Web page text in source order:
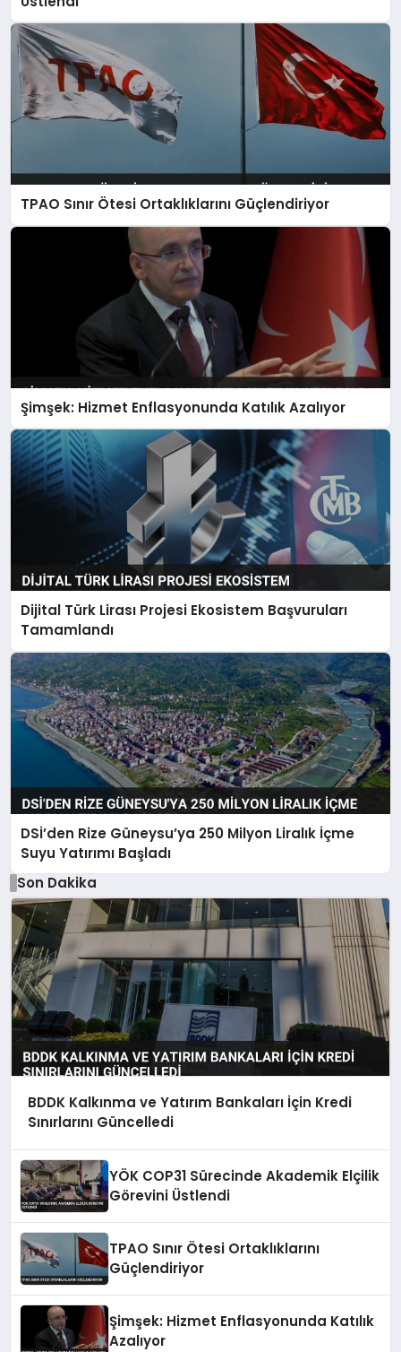
TPAO Sınır Ötesi Ortaklıklarını Güçlendiriyor
Şimşek: Hizmet Enflasyonunda Katılık Azalıyor
Dijital Türk Lirası Projesi Ekosistem Başvuruları
Tamamlandı
DSİ’den Rize Güneysu’ya 250 Milyon Liralık İçme
Suyu Yatırımı Başladı
Son Dakika
BDDK Kalkınma ve Yatırım Bankaları İçin Kredi
Sınırlarını Güncelledi
YÖK COP31 Sürecinde Akademik Elçilik
Görevini Üstlendi
TPAO Sınır Ötesi Ortaklıklarını
Güçlendiriyor
Şimşek: Hizmet Enflasyonunda Katılık
Azalıyor